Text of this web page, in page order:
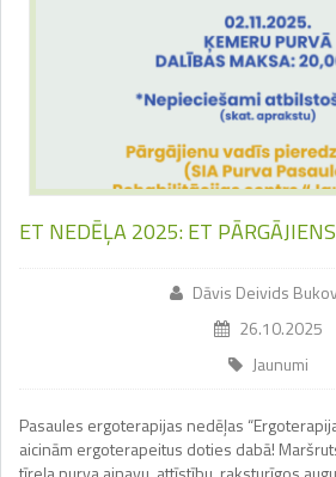
ET NEDĒĻA 2025: ET PĀRGĀJIENS
Dāvis Deivids
26.10.2025
Jaunumi
Pasaules ergoterapijas nedēļas
aicinām ergoterapeitus doties dabā!